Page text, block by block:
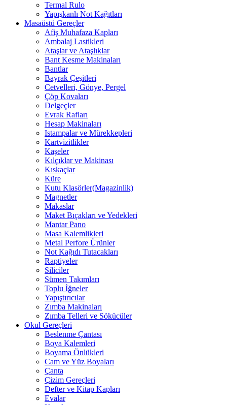
Termal Rulo
Yapışkanlı Not Kağıtları
Masaüstü Gereçler
Afiş Muhafaza Kapları
Ambalaj Lastikleri
Ataşlar ve Ataşlıklar
Bant Kesme Makinaları
Bantlar
Bayrak Çeşitleri
Cetvelleri, Gönye, Pergel
Çöp Kovaları
Delgeçler
Evrak Rafları
Hesap Makinaları
Istampalar ve Mürekkepleri
Kartvizitlikler
Kaşeler
Kılçıklar ve Makinası
Kıskaçlar
Küre
Kutu Klasörler(Magazinlik)
Magnetler
Makaslar
Maket Bıçakları ve Yedekleri
Mantar Pano
Masa Kalemlikleri
Metal Perfore Ürünler
Not Kağıdı Tutacakları
Raptiyeler
Siliciler
Sümen Takımları
Toplu İğneler
Yapıştırıcılar
Zımba Makinaları
Zımba Telleri ve Sökücüler
Okul Gereçleri
Beslenme Çantası
Boya Kalemleri
Boyama Önlükleri
Cam ve Yüz Boyaları
Çanta
Çizim Gereçleri
Defter ve Kitap Kapları
Evalar